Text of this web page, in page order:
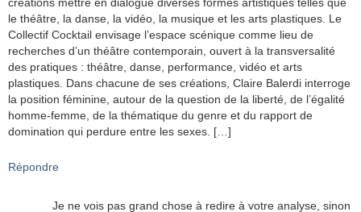
le théâtre, la danse, la vidéo, la musique et les arts plastiques. Le
Collectif Cocktail envisage l’espace scénique comme lieu de
recherches d’un théâtre contemporain, ouvert à la transversalité
des pratiques : théâtre, danse, performance, vidéo et arts
plastiques. Dans chacune de ses créations, Claire Balerdi interroge
la position féminine, autour de la question de la liberté, de l’égalité
homme-femme, de la thématique du genre et du rapport de
domination qui perdure entre les sexes. […]
Répondre
Je ne vois pas grand chose à redire à votre analyse, sinon